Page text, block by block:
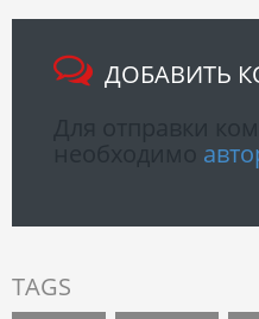
ДОБАВИТЬ
TAGS